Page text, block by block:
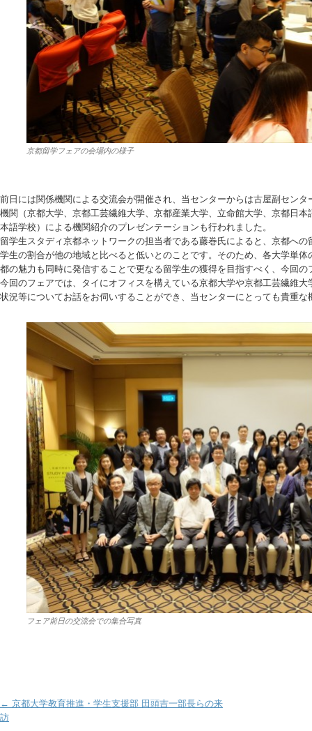
京都留学フェアの会場内の様子
前日には関係機関による交流会が開催され、当センターからは古屋副セン
機関（京都大学、京都工芸繊維大学、京都産業大学、立命館大学、京都日
本語学校）による機関紹介のプレゼンテーションも行われました。
留学生スタディ京都ネットワークの担当者である藤巻氏によると、京都へ
学生の割合が他の地域と比べると低いとのことです。そのため、各大学単
都の魅力も同時に発信することで更なる留学生の獲得を目指すべく、今回
今回のフェアでは、タイにオフィスを構えている京都大学や京都工芸繊維
状況等についてお話をお伺いすることができ、当センターにとっても貴重な
フェア前日の交流会での集合写真
Post navigation
← 京都大学教育推進・学生支援部 田頭吉一部長らの来
訪